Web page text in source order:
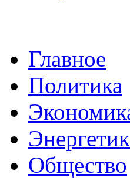
Главное
Политика
Общество